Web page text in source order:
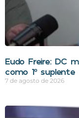
Eudo Freire: DC
como 1º
7 de agosto de 2026